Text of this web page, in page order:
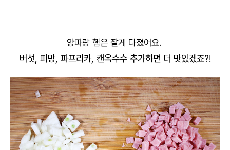
양파랑 햄은 잘게 다졌어요.
버섯, 피망, 파프리카, 캔옥수수 추가하면 더 맛있겠죠?!